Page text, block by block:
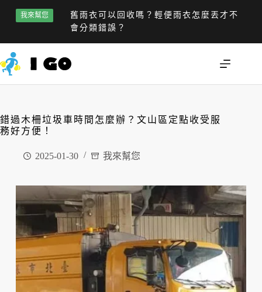
我來幫您
舊雨衣可以回收嗎？輕便雨衣怎麼丟才不
會分類錯誤？
錯過木柵垃圾車時間怎麼辦？文山區定點收受服
務好方便！
2025-01-30 我來幫您